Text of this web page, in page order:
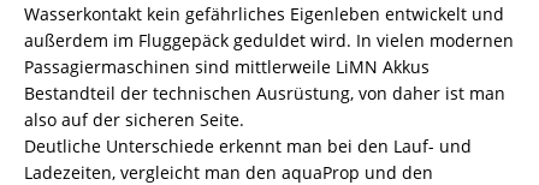
Wasserkontakt kein gefährliches Eigenleben entwickelt und
außerdem im Fluggepäck geduldet wird. In vielen modernen
Passagiermaschinen sind mittlerweile LiMN Akkus
Bestandteil der technischen Ausrüstung, von daher ist man
also auf der sicheren Seite.
Deutliche Unterschiede erkennt man bei den Lauf- und
Ladezeiten, vergleicht man den aquaProp und den